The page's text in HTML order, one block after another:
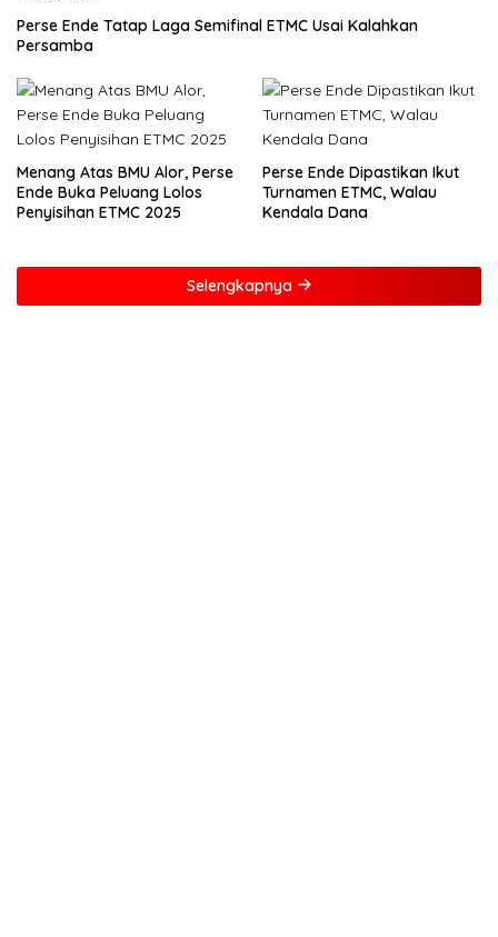
Perse Ende Tatap Laga Semifinal ETMC Usai Kalahkan
Persamba
Menang Atas BMU Alor, Perse
Ende Buka Peluang Lolos
Penyisihan ETMC 2025
Perse Ende Dipastikan Ikut
Turnamen ETMC, Walau
Kendala Dana
Selengkapnya